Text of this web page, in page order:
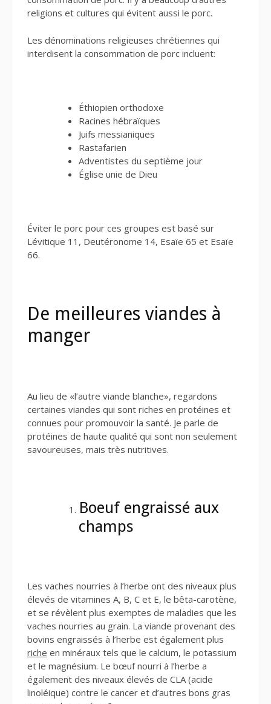
religions et cultures qui évitent aussi le porc.
Les dénominations religieuses chrétiennes qui
interdisent la consommation de porc incluent:
Éthiopien orthodoxe
Racines hébraïques
Juifs messianiques
Rastafarien
Adventistes du septième jour
Église unie de Dieu
Éviter le porc pour ces groupes est basé sur
Lévitique 11, Deutéronome 14, Esaïe 65 et Esaïe
66.
De meilleures viandes à
manger
Au lieu de «l’autre viande blanche», regardons
certaines viandes qui sont riches en protéines et
connues pour promouvoir la santé. Je parle de
protéines de haute qualité qui sont non seulement
savoureuses, mais très nutritives.
Boeuf engraissé aux
champs
Les vaches nourries à l’herbe ont des niveaux plus
élevés de vitamines A, B, C et E, le bêta-carotène,
et se révèlent plus exemptes de maladies que les
vaches nourries au grain. La viande provenant des
bovins engraissés à l’herbe est également plus
riche en minéraux tels que le calcium, le potassium
et le magnésium. Le bœuf nourri à l’herbe a
également des niveaux élevés de CLA (acide
linoléique) contre le cancer et d’autres bons gras